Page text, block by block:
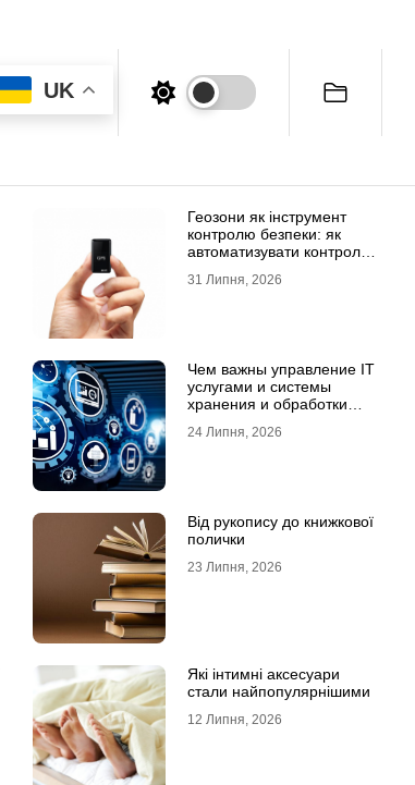
UK
Геозони як інструмент
контролю безпеки: як
автоматизувати контроль
31 Липня, 2026
Чем важны управление IT
услугами и системы
хранения и обработки
24 Липня, 2026
Від рукопису до книжкової
полички
23 Липня, 2026
Які інтимні аксесуари
стали найпопулярнішими
12 Липня, 2026